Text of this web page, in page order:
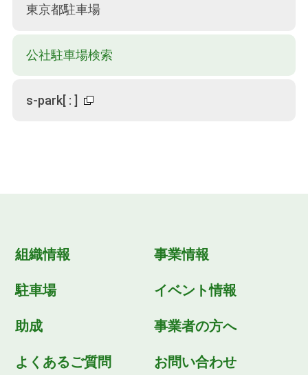
東京都駐車場
公社駐車場検索
s-park[: ]
組織情報 事業情報
駐車場 イベント情報
助成 事業者の方へ
よくあるご質問 お問い合わせ